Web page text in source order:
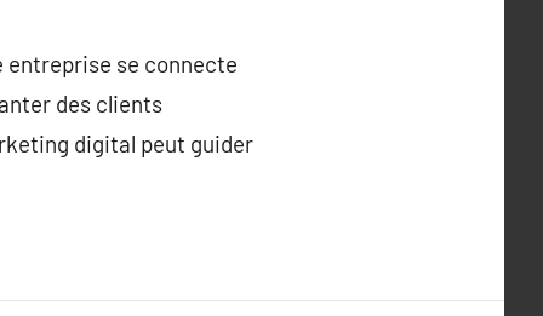
se connecte
des clients
digital peut guider